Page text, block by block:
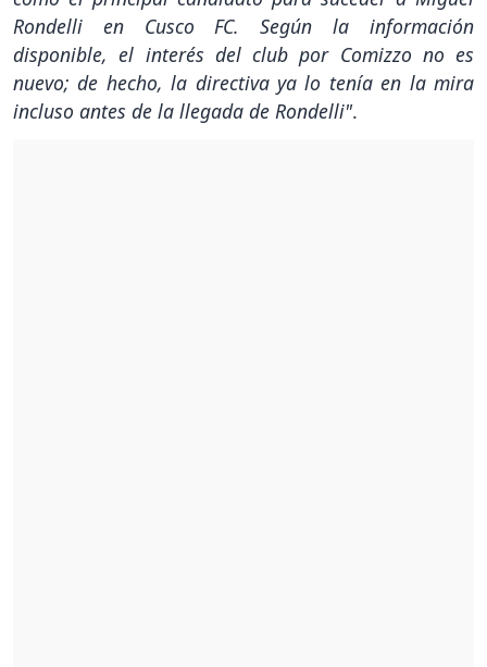
Rondelli en Cusco FC. Según la información
disponible, el interés del club por Comizzo no es
nuevo; de hecho, la directiva ya lo tenía en la mira
incluso antes de la llegada de Rondelli".